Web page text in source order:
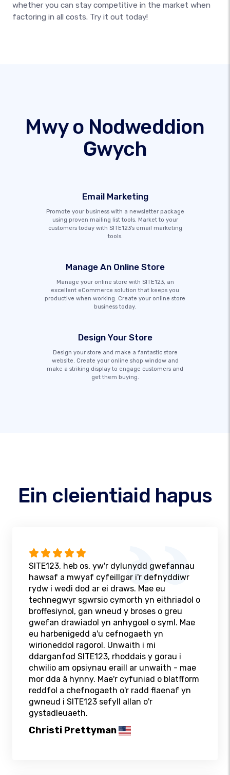
whether you can stay competitive in the market when
factoring in all costs. Try it out today!
Mwy o Nodweddion
Gwych
Email Marketing
Promote your business with a newsletter package
using proven mailing list tools. Market to your
customers today with SITE123's email marketing
tools.
Manage An Online Store
Manage your online store with SITE123, an
excellent eCommerce solution that keeps you
productive when working. Create your online store
business today.
Design Your Store
Design your store and make a fantastic store
website. Create your online shop window and
make a striking display to engage customers and
get them buying.
Ein cleientiaid hapus
SITE123, heb os, yw'r dylunydd gwefannau
hawsaf a mwyaf cyfeillgar i'r defnyddiwr
rydw i wedi dod ar ei draws. Mae eu
technegwyr sgwrsio cymorth yn eithriadol o
broffesiynol, gan wneud y broses o greu
gwefan drawiadol yn anhygoel o syml. Mae
eu harbenigedd a'u cefnogaeth yn
wirioneddol ragorol. Unwaith i mi
ddarganfod SITE123, rhoddais y gorau i
chwilio am opsiynau eraill ar unwaith - mae
mor dda â hynny. Mae'r cyfuniad o blatfform
reddfol a chefnogaeth o'r radd flaenaf yn
gwneud i SITE123 sefyll allan o'r
gystadleuaeth.
Christi Prettyman